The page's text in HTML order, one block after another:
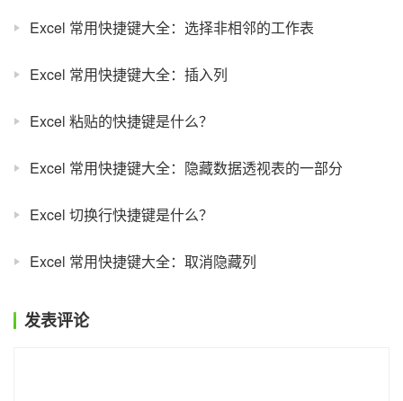
Excel 常用快捷键大全：选择非相邻的工作表
Excel 常用快捷键大全：插入列
Excel 粘贴的快捷键是什么？
Excel 常用快捷键大全：隐藏数据透视表的一部分
Excel 切换行快捷键是什么？
Excel 常用快捷键大全：取消隐藏列
发表评论